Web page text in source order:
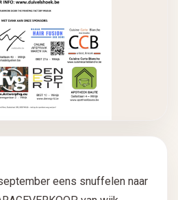
eens snuffelen naar